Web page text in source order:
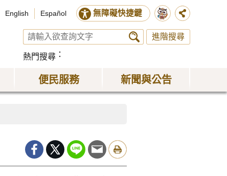
English Español 無障礙快捷鍵
進階搜尋
熱門搜尋
便民服務 新聞與公告